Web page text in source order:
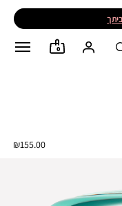
0
₪155.00